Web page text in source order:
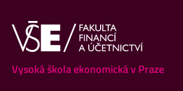
Vysoká škola ekonomická v Praze